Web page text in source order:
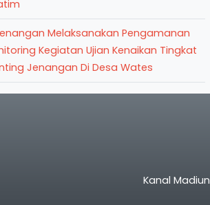
Melaksanakan Pengamanan
Kegiatan Ujian Kenaikan Tingkat
Jenangan Di Desa Wates
Kanal Madiun